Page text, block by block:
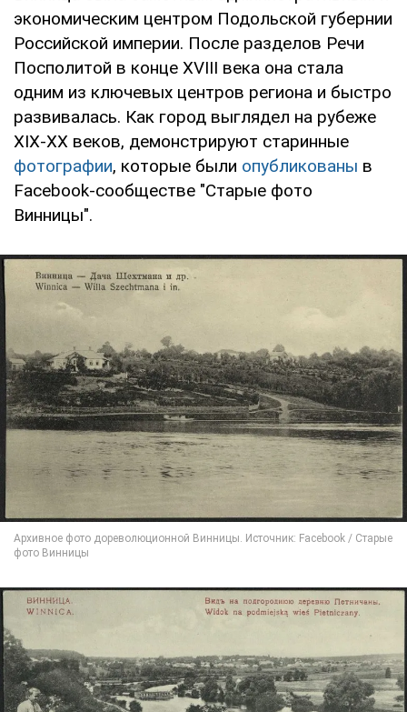
экономическим центром Подольской губернии
Российской империи. После разделов Речи
Посполитой в конце XVIII века она стала
одним из ключевых центров региона и быстро
развивалась. Как город выглядел на рубеже
XIX-ХХ веков, демонстрируют старинные
фотографии, которые были опубликованы в
Facebook-сообществе "Старые фото
Винницы".